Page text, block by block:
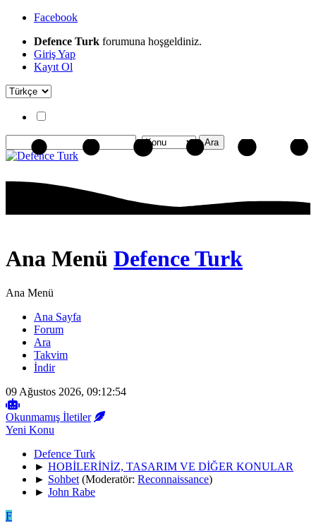
Facebook
Defence Turk forumuna hoşgeldiniz.
Giriş Yap
Kayıt Ol
Ana Menü Defence Turk
Ana Menü
Ana Sayfa
Forum
Ara
Takvim
İndir
09 Ağustos 2026, 09:12:54
Okunmamış İletiler
Yeni Konu
Defence Turk
► HOBİLERİNİZ, TASARIM VE DİĞER KONULAR
► Sohbet (Moderatör: Reconnaissance)
► John Rabe
F